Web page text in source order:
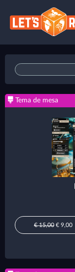
Tema de mesa
€ 15,00€ 9,00